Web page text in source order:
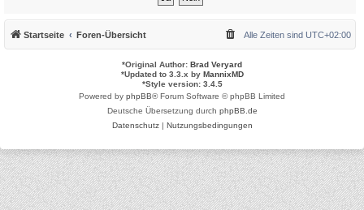
Startseite Foren-Übersicht Alle Zeiten sind UTC+02:00
*Original Author: Brad Veryard
*Updated to 3.3.x by MannixMD
*Style version: 3.4.5
Powered by phpBB® Forum Software © phpBB Limited
Deutsche Übersetzung durch phpBB.de
Datenschutz| Nutzungsbedingungen